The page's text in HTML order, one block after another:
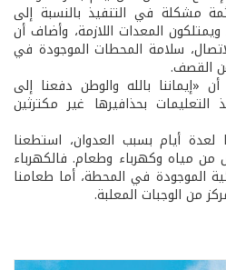
مشكلة في التنفيذ بالنسبة إلى
المعدات اللازمة، وأضاف أن
سلامة المحطات الموجودة في
القصف.
«إيماننا بالله والوطن دفعنا إلى
التعليمات بحذافيرها غير مكترثين
أيام بسبب العدوان، استطعنا
من مياه وكهرباء وطعام. فالكهرباء
الموجودة في المحطة، أما طعامنا
من الوجبات المعلبة.